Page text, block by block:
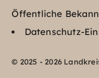
Öffentliche
Datenschutz-
© 2025 - 2026